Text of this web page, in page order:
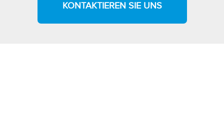
KONTAKTIEREN SIE UNS